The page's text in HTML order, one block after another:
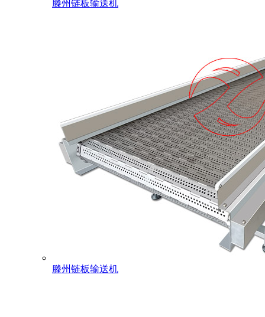
滕州链板输送机
滕州链板输送机